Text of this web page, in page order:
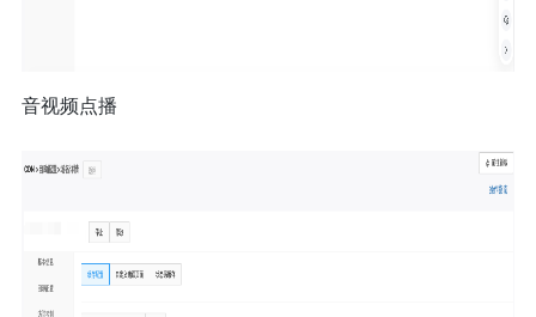
音视频点播